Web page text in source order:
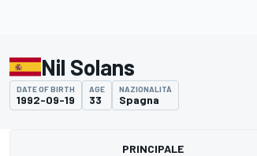
Nil Solans
DATE OF BIRTH
1992-09-19
AGE
33
NAZIONALITÀ
Spagna
PRINCIPALE